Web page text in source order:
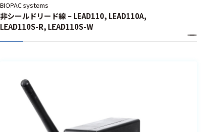
BIOPAC systems
非シールドリード線 – LEAD110, LEAD110A,
LEAD110S-R, LEAD110S-W